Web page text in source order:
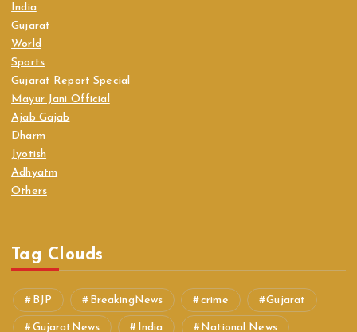
India
Gujarat
World
Sports
Gujarat Report Special
Mayur Jani Official
Ajab Gajab
Dharm
Jyotish
Adhyatm
Others
Tag Clouds
BJP BreakingNews crime Gujarat
GujaratNews India National News